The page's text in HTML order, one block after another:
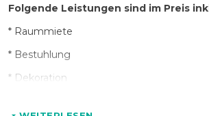
* Weine
* Kaffeespezialitäten
* Tee
Folgende Leistungen sind im Preis
* Raummiete
* Bestuhlung
* Dekoration